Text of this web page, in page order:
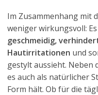
Im Zusammenhang mit
weniger wirkungsvoll:
geschmeidig,
Hautirritationen und
gestylt aussieht. Neben
es auch als natürlicher
Form hält. Ob für die